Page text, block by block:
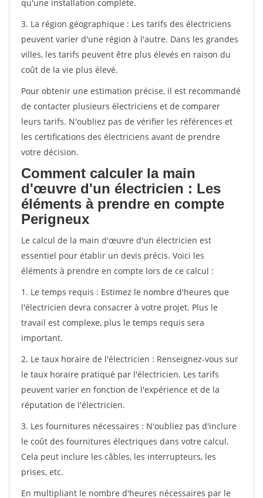
qu'une installation complète.
3. La région géographique : Les tarifs des électriciens
peuvent varier d'une région à l'autre. Dans les grandes
villes, les tarifs peuvent être plus élevés en raison du
coût de la vie plus élevé.
Pour obtenir une estimation précise, il est recommandé
de contacter plusieurs électriciens et de comparer
leurs tarifs. N'oubliez pas de vérifier les références et
les certifications des électriciens avant de prendre
votre décision.
Comment calculer la main
d'œuvre d'un électricien : Les
éléments à prendre en compte
Perigneux
Le calcul de la main d'œuvre d'un électricien est
essentiel pour établir un devis précis. Voici les
éléments à prendre en compte lors de ce calcul :
1. Le temps requis : Estimez le nombre d'heures que
l'électricien devra consacrer à votre projet. Plus le
travail est complexe, plus le temps requis sera
important.
2. Le taux horaire de l'électricien : Renseignez-vous sur
le taux horaire pratiqué par l'électricien. Les tarifs
peuvent varier en fonction de l'expérience et de la
réputation de l'électricien.
3. Les fournitures nécessaires : N'oubliez pas d'inclure
le coût des fournitures électriques dans votre calcul.
Cela peut inclure les câbles, les interrupteurs, les
prises, etc.
En multipliant le nombre d'heures nécessaires par le